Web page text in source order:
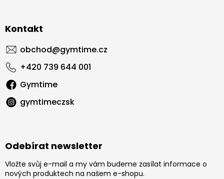
Kontakt
obchod@gymtime.cz
+420 739 644 001
Gymtime
gymtimeczsk
Odebírat newsletter
Vložte svůj e-mail a my vám budeme zasílat informace o
nových produktech na našem e-shopu.